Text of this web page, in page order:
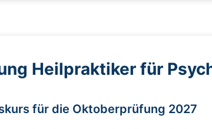
Heilpraktiker für
für die Oktoberprüfung 2027